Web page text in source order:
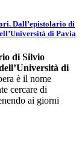
Dall’epistolario di
di Pavia
di Silvio
di
è il nome
cercare di
ai giorni